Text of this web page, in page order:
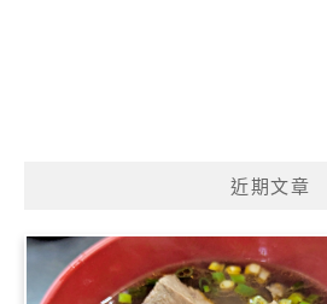
近期文章